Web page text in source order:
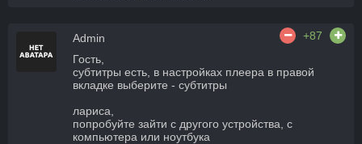
Admin
+87
Гость,
субтитры есть, в настройках плеера в правой
вкладке выберите - субтитры
лариса,
попробуйте зайти с другого устройства, с
компьютера или ноутбука